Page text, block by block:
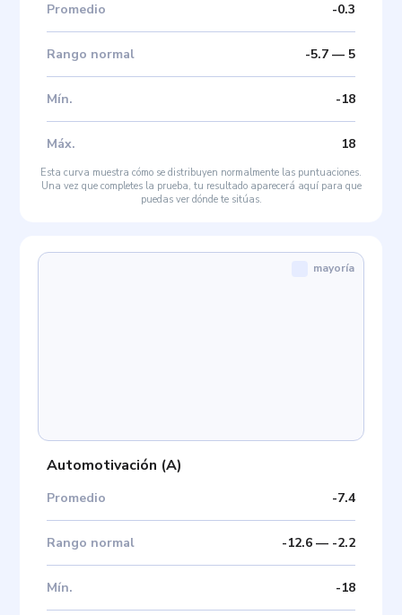
Promedio -0.3
Rango normal -5.7— 5
Mín. -18
Máx. 18
Esta curva muestra cómo se distribuyen normalmente las puntuaciones.
Una vez que completes la prueba, tu resultado aparecerá aquí para que
puedas ver dónde te sitúas.
Automotivación (A)
Promedio -7.4
Rango normal -12.6— -2.2
Mín. -18
mayoría